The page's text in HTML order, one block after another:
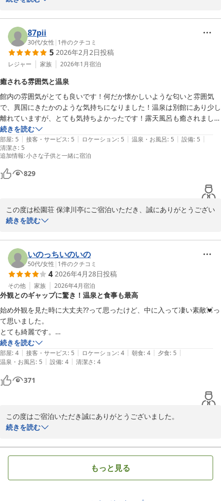
次回お越しの際も、さらに快適にお過ごしいただけますよう、努力
してまいります。
またのご来館を心よりお待ちしております。
松園荘 保津川亭
松園荘 保津川亭
2026-03-05
87pii
30代/女性 | 1件のクチコミ
5 2026年2月2日投稿
レジャー 家族 2026年1月宿泊
癒される雰囲気と温泉
館内の雰囲気がとても良いです！何だか懐かしいような匂いと雰囲気
で、異国にきたかのような気持ちになりました！温泉は別館にあり少し
離れていますが、とても気持ちよかったです！露天風呂も癒されまし
た。19:30頃温泉を利用しましたが、空いていてゆったりとできまし
た！部屋は和室で広々していて家族5人でゆったりと過ごしました。
続きを読む
部屋: 5 | 接客・サービス: 5 | ロケーション: 5 | 温泉・お風呂: 5 | 設備: 5 |
清潔さ: 5
追加情報:小さな子供と一緒に宿泊
829
この度は松園荘 保津川亭にご宿泊いただき、誠にありがとうござい
ます。
次回お越しの際も、さらに快適にお過ごしいただけますよう、努力
してまいります。
またのご来館を心よりお待ちしております。
松園荘 保津川亭
松園荘 保津川亭
2026-03-05
続きを読む
いのっちいのいの
50代/女性 | 1件のクチコミ
4 2026年4月28日投稿
その他 家族 2026年4月宿泊
外観とのギャップに驚き！温泉と食事も最高
始め外観を見た時に大丈夫⁇って思ったけど、中に入って凄い素敵💓っ
て思いました。
とても綺麗です。
温泉もいい感じですしお食事もとっても美味しかったです。
スタッフの方も凄い丁寧に説明してくれました。
満足です。
続きを読む
部屋: 4 | 接客・サービス: 5 | ロケーション: 4 | 朝食: 4 | 夕食: 5 |
温泉・お風呂: 5 | 設備: 4 | 清潔さ: 4
371
この度はご宿泊いただき誠にありがとうございました。
館内や温泉、お食事にご満足いただけたとのこと、大変嬉しく思い
また、スタッフへの温かいお言葉もありがとうございます。
ぜひまたのお越しを心よりお待ちしております。
松園荘 保津川亭
続きを読む
もっと見る